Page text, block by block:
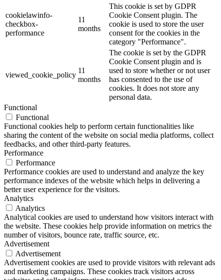
cookielawinfo-
checkbox-
performance
11
months
This cookie is set by GDPR
Cookie Consent plugin. The
cookie is used to store the user
consent for the cookies in the
category "Performance".
viewed_cookie_policy
11
months
The cookie is set by the GDPR
Cookie Consent plugin and is
used to store whether or not user
has consented to the use of
cookies. It does not store any
personal data.
Functional
Functional
Functional cookies help to perform certain functionalities like
sharing the content of the website on social media platforms, collect
feedbacks, and other third-party features.
Performance
Performance
Performance cookies are used to understand and analyze the key
performance indexes of the website which helps in delivering a
better user experience for the visitors.
Analytics
Analytics
Analytical cookies are used to understand how visitors interact with
the website. These cookies help provide information on metrics the
number of visitors, bounce rate, traffic source, etc.
Advertisement
Advertisement
Advertisement cookies are used to provide visitors with relevant ads
and marketing campaigns. These cookies track visitors across